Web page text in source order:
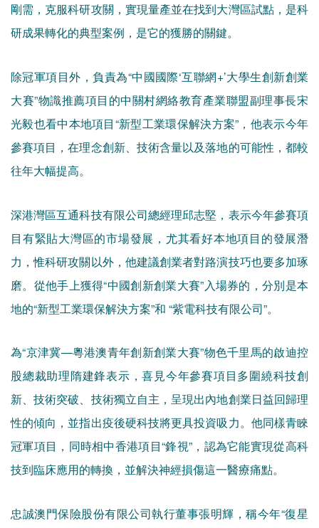
剛需，克服科研攻關，實現量產並在找到大灣區試點，是科
研成果轉化的典型案例，是它的獲勝的關鍵。
除冠軍項目外，負責為“中國國際‘互聯網+’大學生創新創業
大賽”物識推薦項目的中關村網絡教育產業聯盟副理事長宋
光毅也看中本地項目“新型工業環保解決方案”，他表示今年
參賽項目，在理念創新、技術含量以及落地的可能性，都較
往年大幅提高。
深港灣區互通科技有限公司總經理邱志堅，表示今年參賽項
目有緊貼大灣區的市場發展，尤其看好本地項目的發展潛
力，惟科研攻關以外，他建議創業者對路演技巧也要多加琢
磨。從他手上獲得“中國創新創業大賽”入場券的，分別是本
地的“新型工業環保解決方案”和 “紫電科技有限公司”。
為“京津冀—粵港澳青年創新創業大賽”物色千里馬的啟迪控
股總裁助理隋建鋒表示，喜見今年參賽項目多圍繞科技創
新、技術突破、技術獨立自主，呈現出內地創業日益回歸理
性的傾向，並指出疫後硬科技將更具投資吸力。他同樣青睞
冠軍項目，同時相中香港項目“鋒視”，認為它能實現從高科
技到臨床應用的轉換，並解決神經損傷這一醫療痛點。
忠誠澳門保險股份有限公司執行董事張明輝，稱今年“復星